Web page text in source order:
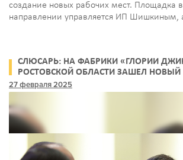
создание новых рабочих мест. Площадка
направлении управляется ИП Шишкиным,
СЛЮСАРЬ: НА ФАБРИКИ «ГЛОРИИ
РОСТОВСКОЙ ОБЛАСТИ ЗАШЕЛ НОВЫЙ
27 февраля 2025